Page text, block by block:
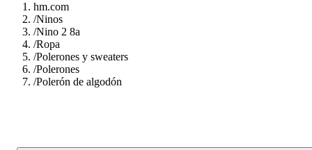
hm.com
/Ninos
/Nino 2 8a
/Ropa
/Polerones y sweaters
/Polerones
/Polerón de algodón